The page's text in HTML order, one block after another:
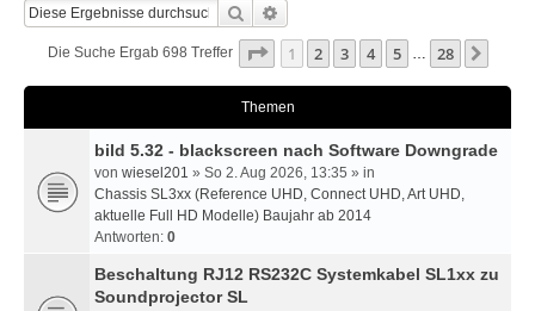
Suche
Die Suche Ergab 698 Treffer Seite 1Von 28
1 2 3 4 5 … 28
Themen
bild 5.32 - blackscreen nach Software Downgrade
von wiesel201 » So 2. Aug 2026, 13:35 » in
Chassis SL3xx (Reference UHD, Connect UHD, Art UHD,
aktuelle Full HD Modelle) Baujahr ab 2014
Antworten: 0
Beschaltung RJ12 RS232C Systemkabel SL1xx zu
Soundprojector SL